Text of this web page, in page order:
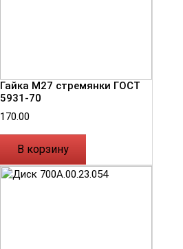
Гайка М27 стремянки ГОСТ
5931-70
170.00
В корзину